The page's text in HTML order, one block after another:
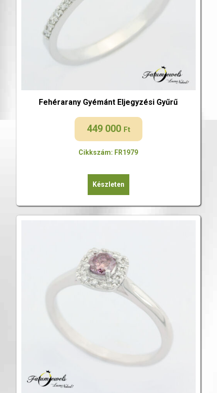
Fehérarany Gyémánt Eljegyzési Gyűrű
449 000 Ft
Cikkszám: FR1979
Készleten